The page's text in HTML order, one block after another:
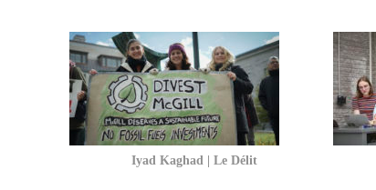
Iyad Kaghad | Le Délit